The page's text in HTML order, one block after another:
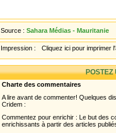
Source : Sahara Médias - Mauritanie
Impression : Cliquez ici pour imprimer
POSTEZ
Charte des commentaires
A lire avant de commenter! Quelques
Cridem :
Commentez pour enrichir : Le but des
enrichissants à partir des articles